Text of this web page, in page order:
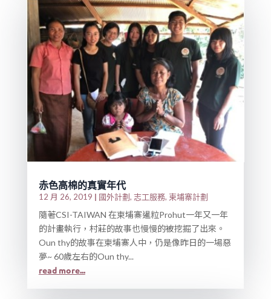
赤色高棉的真實年代
12 月 26, 2019 | 國外計劃, 志工服務, 柬埔寨計劃
隨著CSI-TAIWAN 在柬埔寨暹粒Prohut一年又一年
的計畫執行，村莊的故事也慢慢的被挖掘了出來。
Oun thy的故事在柬埔寨人中，仍是像昨日的一場惡
夢~ 60歲左右的Oun thy...
read more...